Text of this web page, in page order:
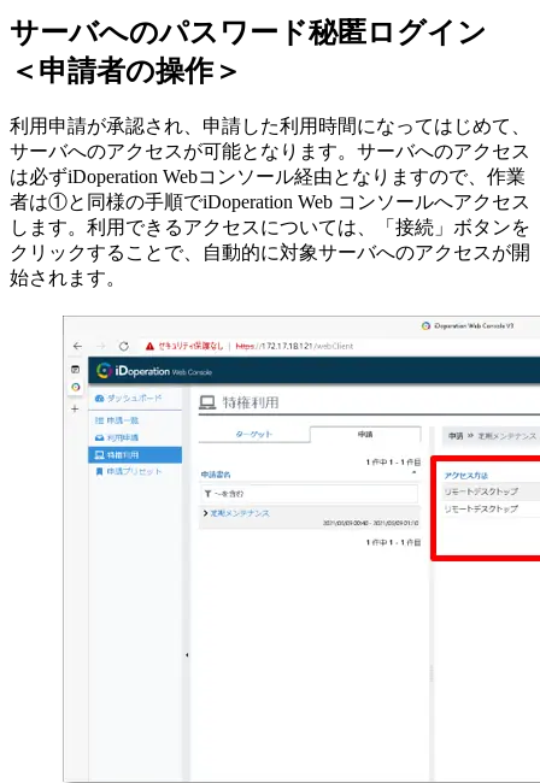
サーバへのパスワード秘匿ログイン
＜申請者の操作＞
利用申請が承認され、申請した利用時間になってはじめて、
サーバへのアクセスが可能となります。サーバへのアクセス
は必ずiDoperation Webコンソール経由となりますので、作業
者は①と同様の手順でiDoperation Web コンソールへアクセス
します。利用できるアクセスについては、「接続」ボタンを
クリックすることで、自動的に対象サーバへのアクセスが開
始されます。